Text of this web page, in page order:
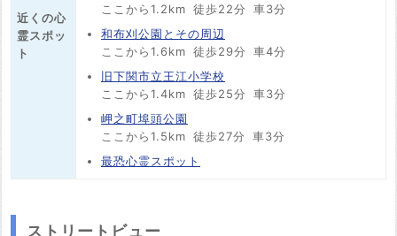
近くの心
霊スポッ
ト
ここから1.2km 徒歩22分
車3分
和布刈公園とその周辺
ここから1.6km 徒歩29分
車4分
旧下関市立王江小学校
ここから1.4km 徒歩25分
車3分
岬之町埠頭公園
ここから1.5km 徒歩27分
車3分
最恐心霊スポット
ストリートビュー